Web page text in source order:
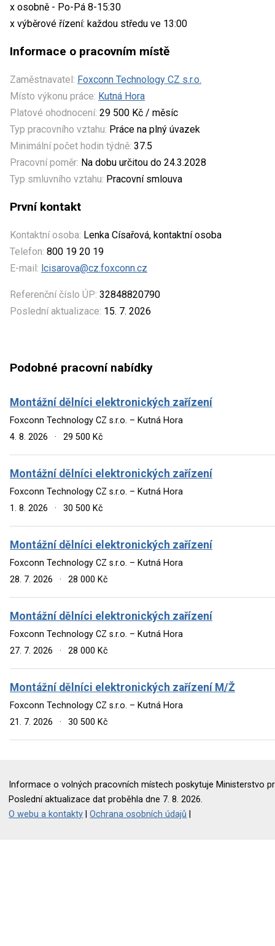
x osobně - Po-Pá 8-15:30
x výběrové řízení: každou středu ve 13:00
Informace o pracovním místě
Zaměstnavatel: Foxconn Technology CZ s.r.o.
Místo výkonu práce: Kutná Hora
Platové ohodnocení: 29 500 Kč / měsíc
Typ pracovního vztahu: Práce na plný úvazek
Minimální počet hodin týdně: 37.5
Pracovní poměr: Na dobu určitou do 24.3.2028
Typ smluvního vztahu: Pracovní smlouva
První kontakt
Kontaktní osoba: Lenka Císařová, kontaktní osoba
Telefon: 800 19 20 19
E-mail: lcisarova@cz.foxconn.cz
Referenční číslo ÚP: 32848820790
Poslední aktualizace: 15. 7. 2026
Podobné pracovní nabídky
Montážní dělníci elektronických zařízení
Foxconn Technology CZ s.r.o. – Kutná Hora
4. 8. 2026
· 29 500 Kč
Montážní dělníci elektronických zařízení
Foxconn Technology CZ s.r.o. – Kutná Hora
1. 8. 2026
· 30 500 Kč
Montážní dělníci elektronických zařízení
Foxconn Technology CZ s.r.o. – Kutná Hora
28. 7. 2026
· 28 000 Kč
Montážní dělníci elektronických zařízení
Foxconn Technology CZ s.r.o. – Kutná Hora
27. 7. 2026
· 28 000 Kč
Montážní dělníci elektronických zařízení M/Ž
Foxconn Technology CZ s.r.o. – Kutná Hora
21. 7. 2026
· 30 500 Kč
Informace o volných pracovních místech poskytuje Ministerstvo
Poslední aktualizace dat proběhla dne 7. 8. 2026.
O webu a kontakty |Ochrana osobních údajů